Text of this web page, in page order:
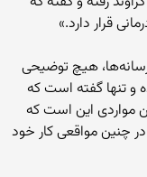
قرار دارد.»
هیچ توضیحی
و تنها گفته است که
مواردی این است که
چنین مواقعی کار خود